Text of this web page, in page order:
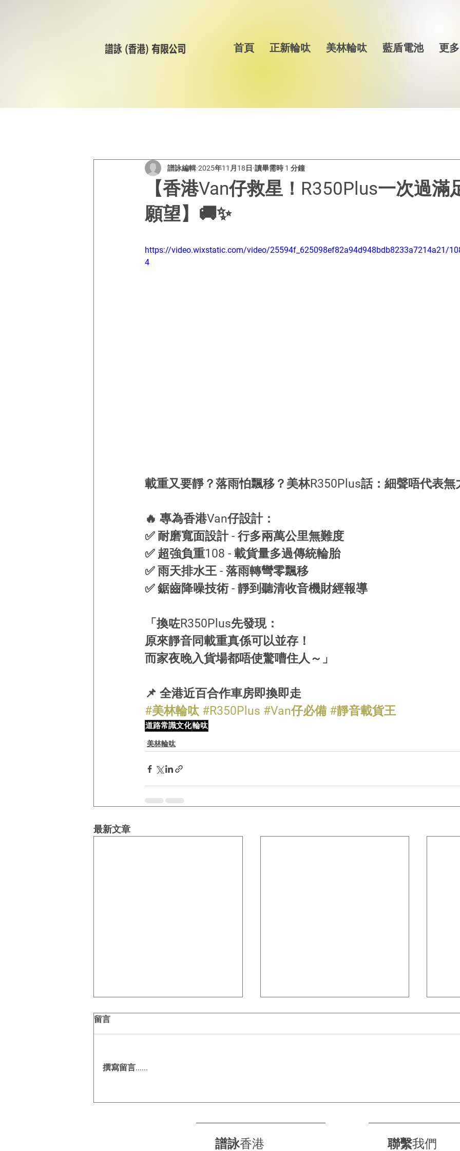
首頁 正新輪呔 美林輪呔 藍盾電池 更多
【香港Van仔救星！R350Plus一次過滿
願望】🚚✨
譜詠編輯 2025年11月18日 讀畢需時 1 分鐘
https://video.wixstatic.com/video/25594f_625098ef82a94d948bdb8233a7214a21/
4
載重又要靜？落雨怕飄移？美林R350Plus話：細聲唔代表無
🔥 專為香港Van仔設計：
✅ 耐磨寬面設計 - 行多兩萬公里無難度
✅ 超強負重108 - 載貨量多過傳統輪胎
✅ 雨天排水王 - 落雨轉彎零飄移
✅ 鋸齒降噪技術 - 靜到聽清收音機財經報導
「換咗R350Plus先發現：
原來靜音同載重真係可以並存！
而家夜晚入貨場都唔使驚嘈住人～」
📌 全港近百合作車房即換即走
#美林輪呔 #R350Plus #Van仔必備 #靜音載貨王
道路常識文化輪呔
美林輪呔
最新文章
👨‍👩‍👧‍👦🔇
留言
撰寫留言......
譜詠香港 聯繫我們